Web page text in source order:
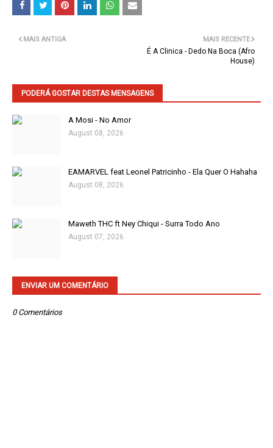
MAIS RECENTE
É A Clinica - Dedo Na Boca (Afro
House)
MAIS ANTIGA
PODERÁ GOSTAR DESTAS MENSAGENS
A Mosi - No Amor
August 08, 2026
EAMARVEL feat Leonel Patricinho - Ela Quer O Hahaha
August 08, 2026
Maweth THC ft Ney Chiqui - Surra Todo Ano
August 07, 2026
ENVIAR UM COMENTÁRIO
0 Comentários